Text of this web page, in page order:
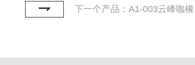
下一个产品：A1-003云峰咖橡